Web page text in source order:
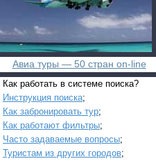
Авиа туры — 50 стран on-line
Как работать в системе поиска?
Инструкция поиска;
Как забронировать тур;
Как работают фильтры;
Часто задаваемые вопросы;
Туристам из других городов;